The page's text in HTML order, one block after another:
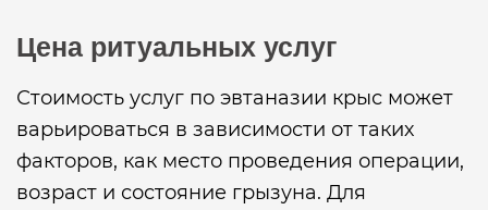
Цена ритуальных услуг
Стоимость услуг по эвтаназии крыс может
варьироваться в зависимости от таких
факторов, как место проведения операции,
возраст и состояние грызуна. Для